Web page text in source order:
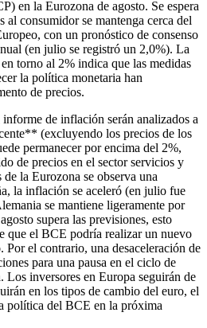
en la Eurozona de agosto. Se espera
al consumidor se mantenga cerca del
con un pronóstico de consenso
(en julio se registró un 2,0%). La
torno al 2% indica que las medidas
la política monetaria han
de precios.
de inflación serán analizados a
(excluyendo los precios de los
permanecer por encima del 2%,
de precios en el sector servicios y
la Eurozona se observa una
la inflación se aceleró (en julio fue
se mantiene ligeramente por
supera las previsiones, esto
que el BCE podría realizar un nuevo
Por el contrario, una desaceleración de
para una pausa en el ciclo de
inversores en Europa seguirán de
en los tipos de cambio del euro, el
política del BCE en la próxima